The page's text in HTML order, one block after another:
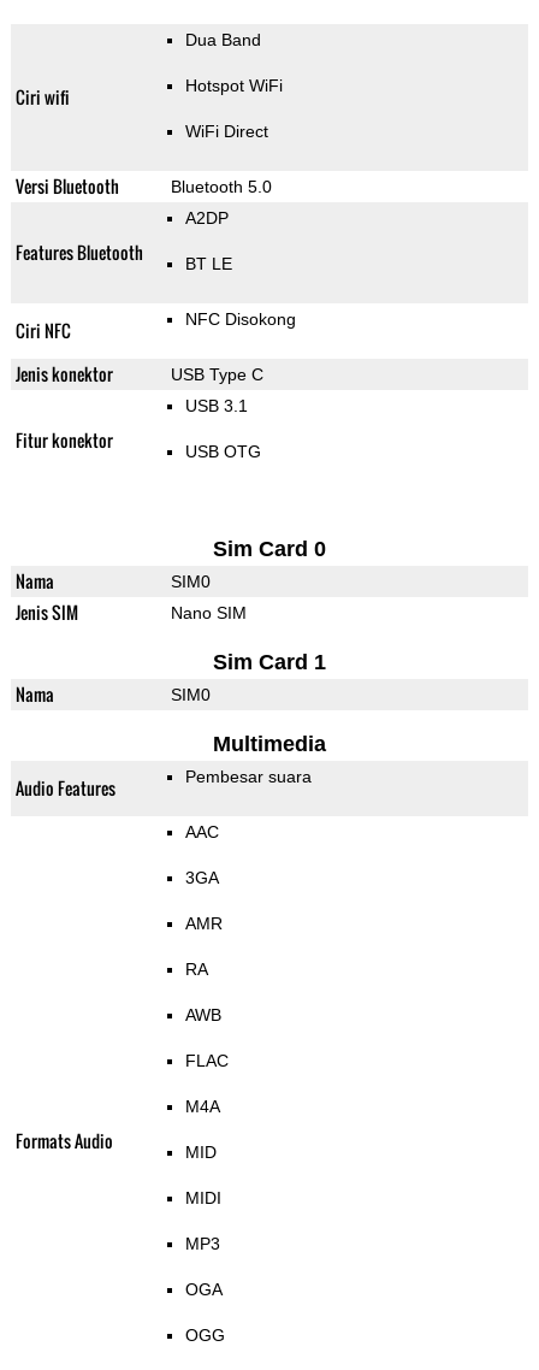
Ciri wifi
Dua Band
Hotspot WiFi
WiFi Direct
Versi Bluetooth Bluetooth 5.0
Features Bluetooth
A2DP
BT LE
Ciri NFC NFC Disokong
Jenis konektor USB Type C
Fitur konektor
USB 3.1
USB OTG
Sim Card 0
Nama SIM0
Jenis SIM Nano SIM
Sim Card 1
Nama SIM0
Multimedia
Audio Features Pembesar suara
Formats Audio
AAC
3GA
AMR
RA
AWB
FLAC
M4A
MID
MIDI
MP3
OGA
OGG